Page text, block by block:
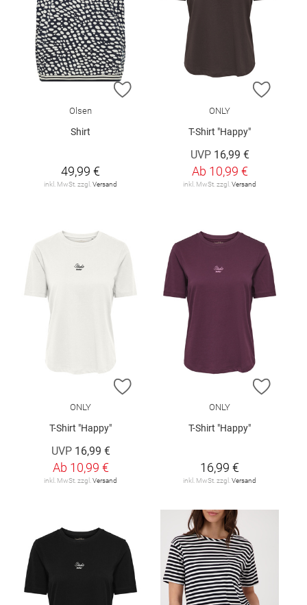
ZUR WUNSCHLISTE HINZUFÜGEN
Olsen
Shirt
49,99 €
inkl. MwSt. zzgl. Versand
ZUR
ONLY
T-Shirt "Happy"
UVP 16,99 €
Ab 10,99 €
inkl. MwSt. zzgl. Versand
ZUR WUNSCHLISTE HINZUFÜGEN
ONLY
T-Shirt "Happy"
UVP 16,99 €
Ab 10,99 €
inkl. MwSt. zzgl.Versand
ZUR
ONLY
T-Shirt "Happy"
16,99 €
inkl. MwSt. zzgl.Versand